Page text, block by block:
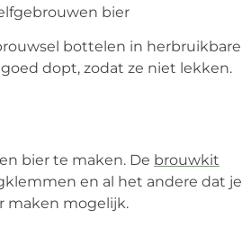
bier
bottelen in herbruikbare
dopt, zodat ze niet lekken.
bier te maken. De brouwkit
en al het andere dat je
maken mogelijk.